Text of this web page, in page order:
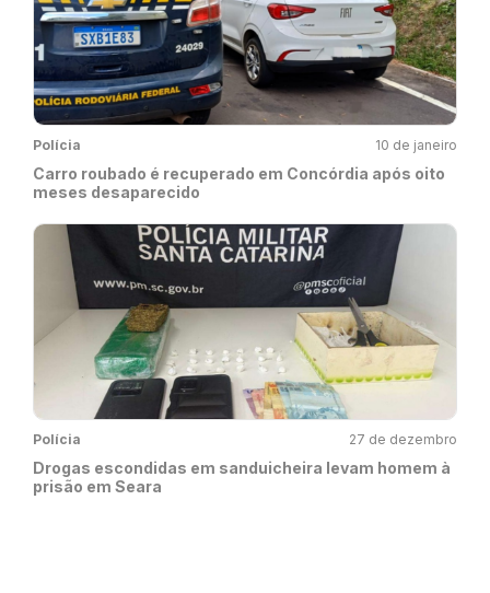
Polícia 10 de janeiro
Carro roubado é recuperado em Concórdia após oito
meses desaparecido
Polícia 27 de dezembro
Drogas escondidas em sanduicheira levam homem à
prisão em Seara